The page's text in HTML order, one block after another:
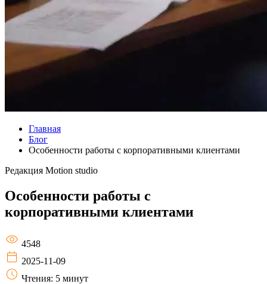
Главная
Блог
Особенности работы с корпоративными клиентами
Редакция Motion studio
Особенности работы с
корпоративными клиентами
4548
2025-11-09
Чтения: 5 минут